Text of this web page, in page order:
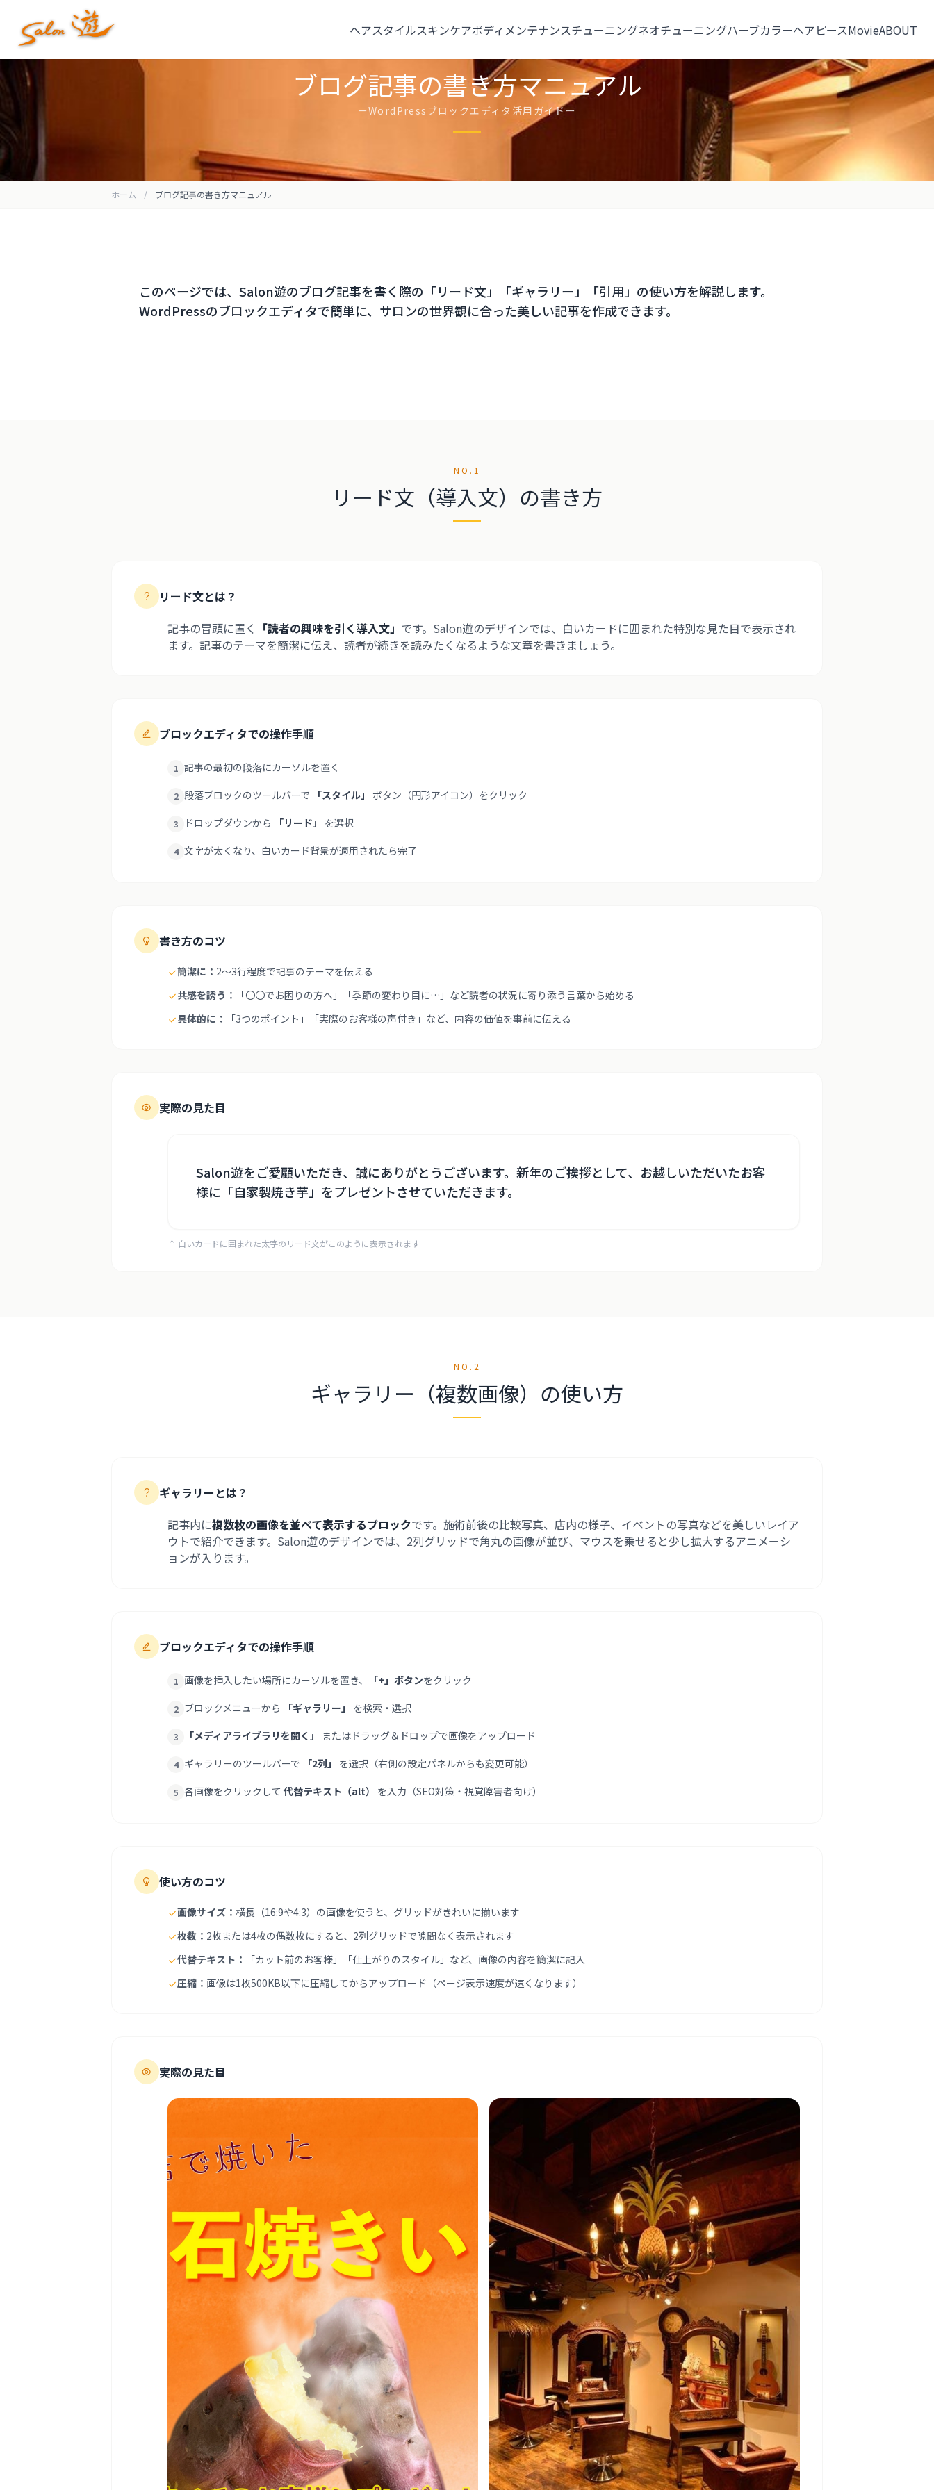
ヘアスタイルスキンケアボディメンテナンスチューニングネオチューニングハーブカラーヘアピースMovieABOUT
ブログ記事の書き方マニュアル
ーWordPressブロックエディタ活用ガイドー
ホーム / ブログ記事の書き方マニュアル
このページでは、Salon遊のブログ記事を書く際の「リード文」「ギャラリー」「引用」の使い方を解説します。
WordPressのブロックエディタで簡単に、サロンの世界観に合った美しい記事を作成できます。
NO.1
リード文（導入文）の書き方
リード文とは？
記事の冒頭に置く 「読者の興味を引く導入文」 です。Salon遊のデザインでは、白いカードに囲まれた特別な見た目で表示され
ます。記事のテーマを簡潔に伝え、読者が続きを読みたくなるような文章を書きましょう。
ブロックエディタでの操作手順
1 記事の最初の段落にカーソルを置く
2 段落ブロックのツールバーで 「スタイル」 ボタン（円形アイコン）をクリック
3 ドロップダウンから 「リード」 を選択
4 文字が太くなり、白いカード背景が適用されたら完了
書き方のコツ
簡潔に： 2〜3行程度で記事のテーマを伝える
共感を誘う：
「〇〇でお困りの方へ」「季節の変わり目に…」など読者の状況に寄り添う言葉から始める
具体的に：
「3つのポイント」「実際のお客様の声付き」など、内容の価値を事前に伝える
実際の見た目
Salon遊をご愛顧いただき、誠にありがとうございます。新年のご挨拶として、お越しいただいたお客
様に「自家製焼き芋」をプレゼントさせていただきます。
↑ 白いカードに囲まれた太字のリード文がこのように表示されます
NO.2
ギャラリー（複数画像）の使い方
ギャラリーとは？
記事内に複数枚の画像を並べて表示するブロックです。施術前後の比較写真、店内の様子、イベントの写真などを美しいレイア
ウトで紹介できます。Salon遊のデザインでは、2列グリッドで角丸の画像が並び、マウスを乗せると少し拡大するアニメーシ
ョンが入ります。
ブロックエディタでの操作手順
1 画像を挿入したい場所にカーソルを置き、 「+」ボタンをクリック
2 ブロックメニューから 「ギャラリー」 を検索・選択
3 「メディアライブラリを開く」 またはドラッグ＆ドロップで画像をアップロード
4 ギャラリーのツールバーで 「2列」 を選択（右側の設定パネルからも変更可能）
5 各画像をクリックして 代替テキスト（alt） を入力（SEO対策・視覚障害者向け）
使い方のコツ
画像サイズ： 横長（16:9や4:3）の画像を使うと、グリッドがきれいに揃います
枚数： 2枚または4枚の偶数枚にすると、2列グリッドで隙間なく表示されます
代替テキスト：
「カット前のお客様」「仕上がりのスタイル」など、画像の内容を簡潔に記入
圧縮： 画像は1枚500KB以下に圧縮してからアップロード（ページ表示速度が速くなります）
実際の見た目